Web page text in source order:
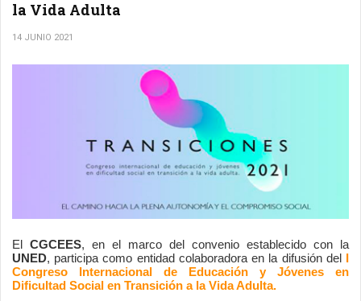
la Vida Adulta
14 JUNIO 2021
El CGCEES
, en el marco del convenio establecido con la
UNED, participa como entidad colaboradora en la difusión del
Congreso Internacional de Educación y Jóvenes en
Dificultad Social en Transición a la Vida Adulta.